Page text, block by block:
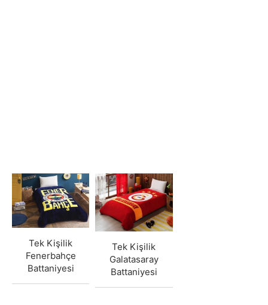
Tek Kişilik
Fenerbahçe
Battaniyesi
Tek Kişilik
Galatasaray
Battaniyesi